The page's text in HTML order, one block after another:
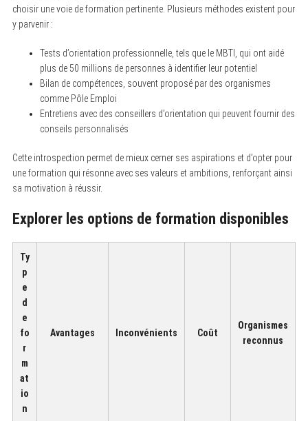
choisir une voie de formation pertinente. Plusieurs méthodes existent pour
y parvenir :
Tests d’orientation professionnelle, tels que le MBTI, qui ont aidé
plus de 50 millions de personnes à identifier leur potentiel
Bilan de compétences, souvent proposé par des organismes
comme Pôle Emploi
Entretiens avec des conseillers d’orientation qui peuvent fournir des
conseils personnalisés
Cette introspection permet de mieux cerner ses aspirations et d’opter pour
une formation qui résonne avec ses valeurs et ambitions, renforçant ainsi
sa motivation à réussir.
Explorer les options de formation disponibles
Ty
p
e
d
e
fo
r
m
at
io
n
Avantages Inconvénients Coût
Organismes
reconnus